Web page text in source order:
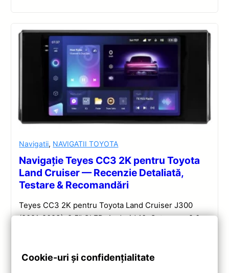
Navigatii, NAVIGATII TOYOTA
Navigație Teyes CC3 2K pentru Toyota
Land Cruiser — Recenzie Detaliată,
Testare & Recomandări
Teyes CC3 2K pentru Toyota Land Cruiser J300
(2021-2023): 9.5” QLED, Android 10, Octa-core 2.0
Cookie-uri și confidențialitate